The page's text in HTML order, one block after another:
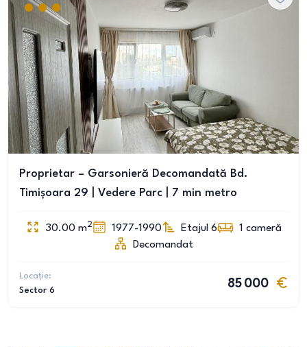
Proprietar – Garsonieră Decomandată Bd.
Timișoara 29 | Vedere Parc | 7 min metro
30.00 m2 1977-1990 Etajul 6 1 cameră
Decomandat
Locație:
Sector 6
85 000